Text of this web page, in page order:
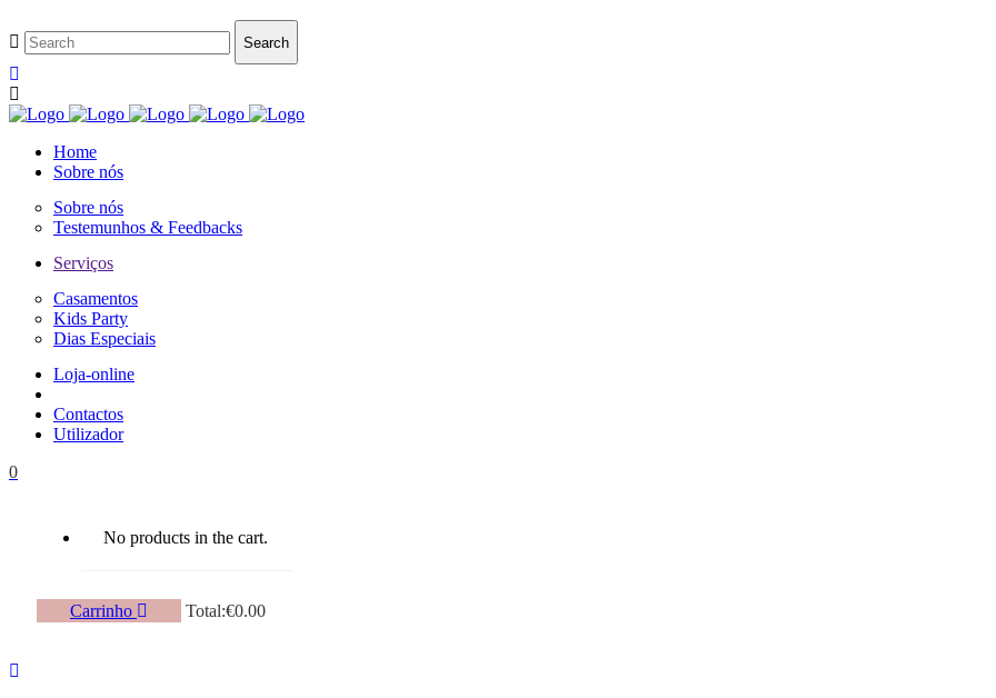
Home
Sobre nós
Sobre nós
Testemunhos & Feedbacks
Serviços
Casamentos
Kids Party
Dias Especiais
Loja-online
Contactos
Utilizador
0
No products in the cart.
Carrinho Total:€0.00